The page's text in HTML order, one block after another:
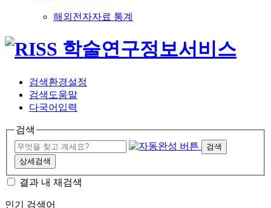
해외전자자료 통계
검색환경설정
검색도움말
다국어입력
검색
검색
상세검색
결과 내 재검색
인기 검색어